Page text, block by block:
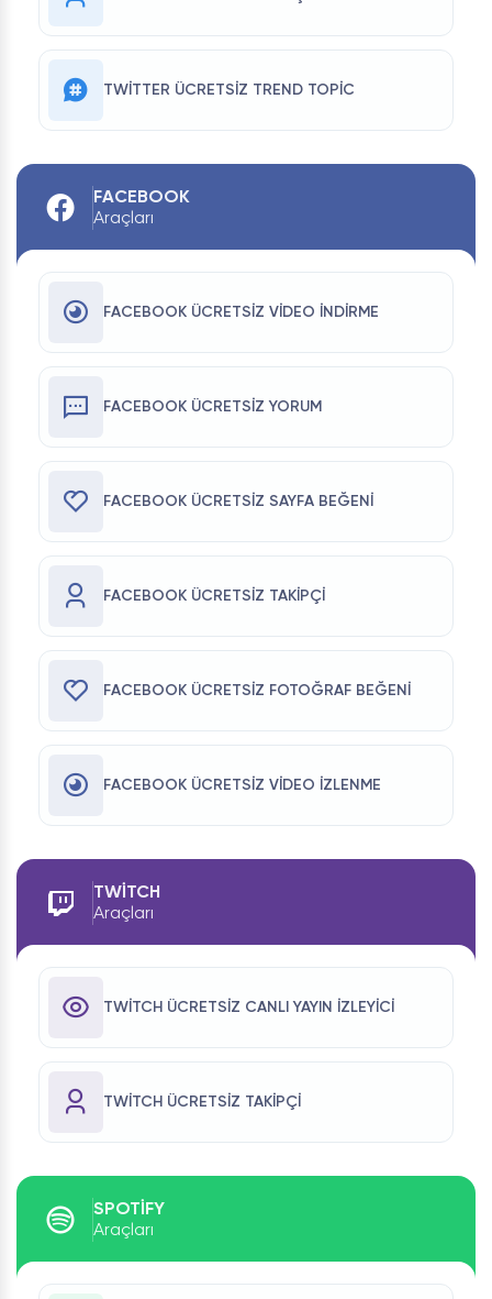
TWITTER ÜCRETSIZ TREND TOPIC
FACEBOOK
Araçları
FACEBOOK ÜCRETSIZ VIDEO İNDIRME
FACEBOOK ÜCRETSIZ YORUM
FACEBOOK ÜCRETSIZ SAYFA BEĞENI
FACEBOOK ÜCRETSIZ TAKIPÇI
FACEBOOK ÜCRETSIZ FOTOĞRAF BEĞENI
FACEBOOK ÜCRETSIZ VIDEO İZLENME
TWITCH
Araçları
TWITCH ÜCRETSIZ CANLI YAYIN İZLEYICI
TWITCH ÜCRETSIZ TAKIPÇI
SPOTIFY
Araçları